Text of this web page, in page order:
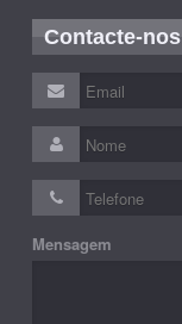
Contacte-nos
Mensagem